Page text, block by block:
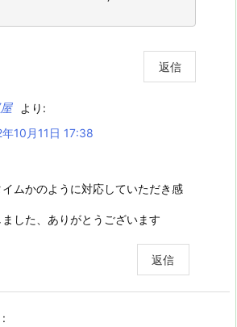
返信
より:
10月11日 17:38
イムかのように対応していただき感
した、ありがとうございます
返信